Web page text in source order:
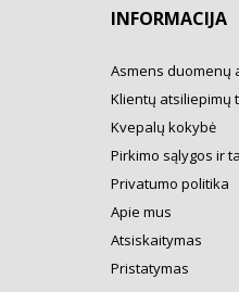
INFORMACIJA
Asmens duomenų
Klientų atsiliepimų
Kvepalų kokybė
Pirkimo sąlygos ir
Privatumo politika
Apie mus
Atsiskaitymas
Pristatymas